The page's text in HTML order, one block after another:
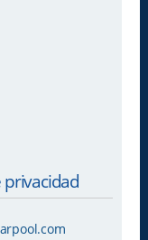
privacidad